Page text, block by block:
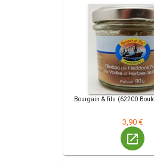
Bourgain & fils (62200
3,90 €
launch